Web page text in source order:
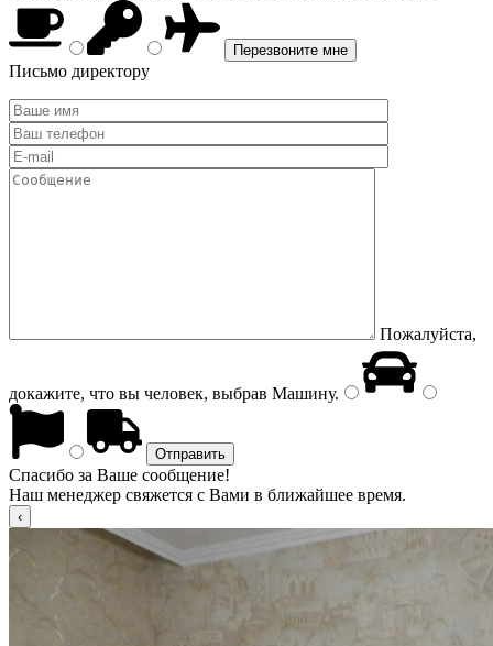
Письмо директору
Пожалуйста,
докажите, что вы человек, выбрав Машину.
Спасибо за Ваше сообщение!
Наш менеджер свяжется с Вами в ближайшее время.